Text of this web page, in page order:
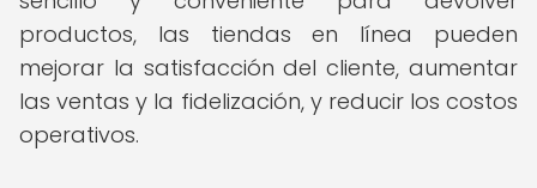
productos, las tiendas en línea pueden
mejorar la satisfacción del cliente, aumentar
las ventas y la fidelización, y reducir los costos
operativos.